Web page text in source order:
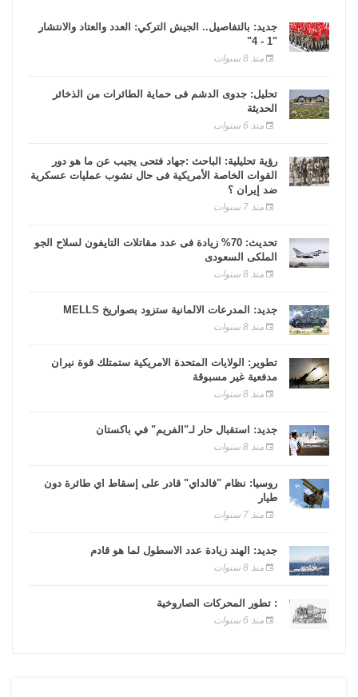
جديد: بالتفاصيل.. الجيش التركي: العدد والعتاد والانتشار
"1 - 4"
منذ 8 سنوات
تحليل: جدوى الدشم فى حماية الطائرات من الذخائر
الحديثة
منذ 6 سنوات
رؤية تحليلية: الباحث :جهاد فتحى يجيب عن ما هو دور
القوات الخاصة الأمريكية فى حال نشوب عمليات عسكرية
ضد إيران ؟
منذ 7 سنوات
تحديث: 70% زيادة فى عدد مقاتلات التايفون لسلاح الجو
الملكى السعودى
منذ 8 سنوات
جديد: المدرعات الألمانية ستزود بصواريخ MELLS
منذ 8 سنوات
تطوير: الولايات المتحدة الأمريكية ستمتلك قوة نيران
مدفعية غير مسبوقة
منذ 8 سنوات
جديد: استقبال حار لـ"الفريم" في باكستان
منذ 8 سنوات
روسيا: نظام "فالداي" قادر على إسقاط أي طائرة دون
طيار
منذ 7 سنوات
جديد: الهند زيادة عدد الأسطول لما هو قادم
منذ 8 سنوات
: تطور المحركات الصاروخية
منذ 6 سنوات